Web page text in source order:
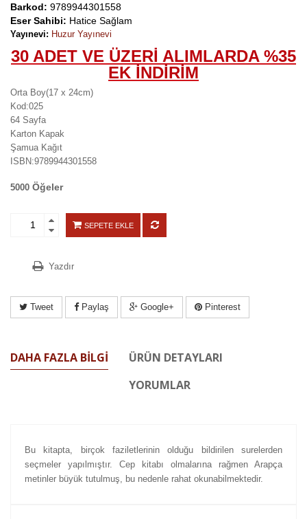
Barkod: 9789944301558
Eser Sahibi: Hatice Sağlam
Yayınevi: Huzur Yayınevi
30 ADET VE ÜZERİ ALIMLARDA %35
EK İNDİRİM
Orta Boy(17 x 24cm)
Kod:025
64 Sayfa
Karton Kapak
Şamua Kağıt
ISBN:9789944301558
5000 Öğeler
SEPETE EKLE
Yazdır
Tweet Paylaş Google+ Pinterest
DAHA FAZLA BILGI
ÜRÜN DETAYLARI
YORUMLAR
Bu kitapta, birçok faziletlerinin olduğu bildirilen surelerden
seçmeler yapılmıştır. Cep kitabı olmalarına rağmen Arapça
metinler büyük tutulmuş, bu nedenle rahat okunabilmektedir.